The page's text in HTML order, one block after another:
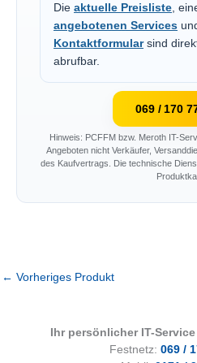
Die aktuelle Preisliste ,
angebotenen Services
Kontaktformularsind
abrufbar.
069 / 170
Hinweis: PCFFM bzw. Meroth IT-
Angeboten nicht Verkäufer,
des Kaufvertrags. Die technische
← Vorheriges Produkt
Ihr persönlicher IT-
Festnetz: 069 /